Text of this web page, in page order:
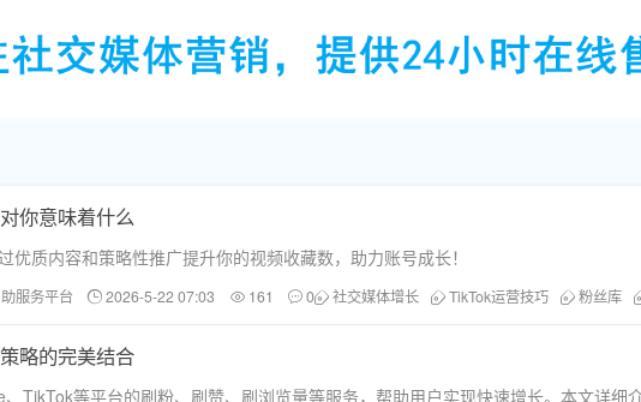
你意味着什么
质内容和策略性推广提升你的视频收藏数，助力账号成长！
服务平台 2026-5-22 07:03 161 0 社交媒体增长 TikTok运营技巧 粉丝库
略的完美结合
TikTok等平台的刷粉、刷赞、刷浏览量等服务，帮助用户实现快速增长。本文详细